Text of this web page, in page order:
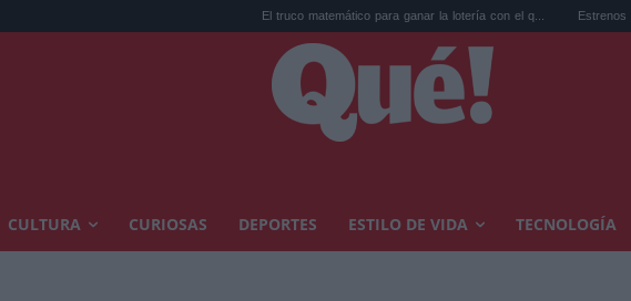
El truco matemático para ganar la lotería con el q... Estrenos de agosto en
CULTURA CURIOSAS DEPORTES ESTILO DE VIDA TECNOLOGÍA